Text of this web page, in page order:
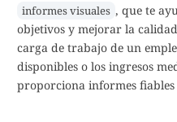
informes visuales , que te
objetivos y mejorar la
carga de trabajo de un
disponibles o los ingresos
proporciona informes fiables